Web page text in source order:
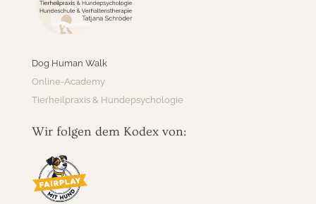
Dog Human Walk
Online-Academy
Tierheilpraxis & Hundepsychologie
Wir folgen dem Kodex von: